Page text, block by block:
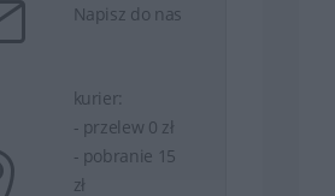
Napisz do nas
kurier:
- przelew 0 zł
- pobranie 15
zł